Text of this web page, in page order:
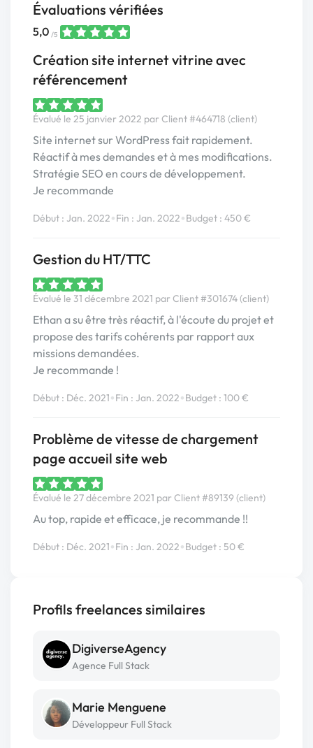
Évaluations vérifiées
5,0 /5
Création site internet vitrine avec
référencement
Évalué le 25 janvier 2022 par Client #464718 (client)
Site internet sur WordPress fait rapidement.
Réactif à mes demandes et à mes modifications.
Stratégie SEO en cours de développement.
Je recommande
Début : Jan. 2022•Fin : Jan. 2022•Budget : 450 €
Gestion du HT/TTC
Évalué le 31 décembre 2021 par Client #301674 (client)
Ethan a su être très réactif, à l'écoute du projet et
propose des tarifs cohérents par rapport aux
missions demandées.
Je recommande !
Début : Déc. 2021•Fin : Jan. 2022•Budget : 100 €
Problème de vitesse de chargement
page accueil site web
Évalué le 27 décembre 2021 par Client #89139 (client)
Au top, rapide et efficace, je recommande !!
Début : Déc. 2021•Fin : Jan. 2022•Budget : 50 €
Profils freelances similaires
DigiverseAgency
Agence Full Stack
Marie Menguene
Développeur Full Stack